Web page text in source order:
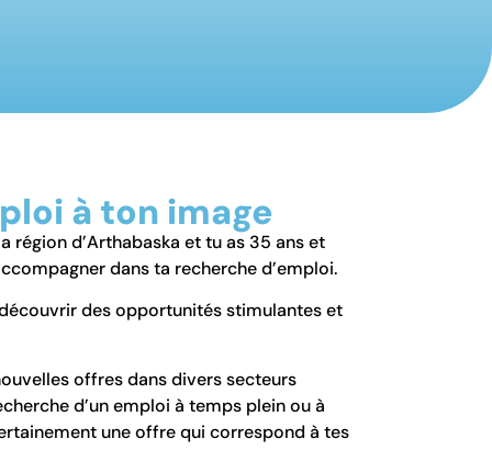
à ton image
région d’Arthabaska et tu as 35 ans et
dans ta recherche d’emploi.
des opportunités stimulantes et
offres dans divers secteurs
d’un emploi à temps plein ou à
une offre qui correspond à tes